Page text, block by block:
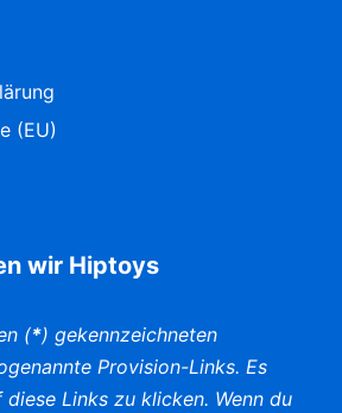
(EU)
wir Hiptoys
(*) gekennzeichneten
Provision-Links. Es
Links zu klicken. Wenn du